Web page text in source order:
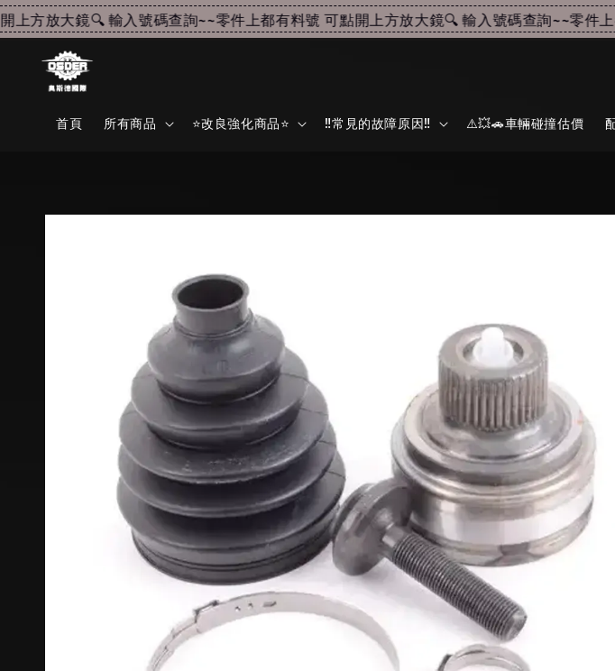
方放大鏡🔍 輸入號碼查詢~~零件上都有料號 可點開上方放大鏡🔍 輸入號碼查詢~~零件上
首頁 所有商品 ⭐改良強化商品⭐ ‼️常見的故障原因‼️ ⚠️💥🚗車輛碰撞估價